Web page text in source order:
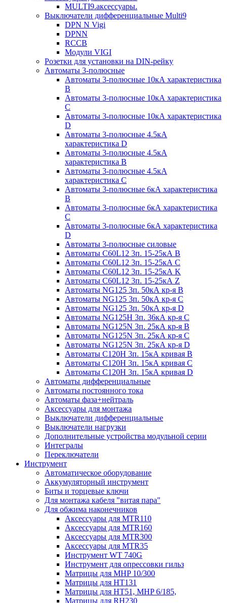
MULTI9.аксессуары.
Выключатели дифференциальные Multi9
DPN N Vigi
DPNN
RCCB
Модули VIGI
Розетки для установки на DIN-рейку
Автоматы 3-полюсные
Автоматы 3-полюсные 10кА характеристика
B
Автоматы 3-полюсные 10кА характеристика
C
Автоматы 3-полюсные 10кА характеристика
D
Автоматы 3-полюсные 4.5кА
характеристика D
Автоматы 3-полюсные 4.5кА
характеристика В
Автоматы 3-полюсные 4.5кА
характеристика С
Автоматы 3-полюсные 6кА характеристика
B
Автоматы 3-полюсные 6кА характеристика
C
Автоматы 3-полюсные 6кА характеристика
D
Автоматы 3-полюсные силовые
Автоматы C60L12 3п. 15-25кА B
Автоматы C60L12 3п. 15-25кА C
Автоматы C60L12 3п. 15-25кА K
Автоматы C60L12 3п. 15-25кА Z
Автоматы NG125 3п. 50кА кр-я B
Автоматы NG125 3п. 50кА кр-я C
Автоматы NG125 3п. 50кА кр-я D
Автоматы NG125H 3п. 36кА кр-я C
Автоматы NG125N 3п. 25кА кр-я B
Автоматы NG125N 3п. 25кА кр-я C
Автоматы NG125N 3п. 25кА кр-я D
Автоматы С120Н 3п. 15кА кривая B
Автоматы С120Н 3п. 15кА кривая C
Автоматы С120Н 3п. 15кА кривая D
Автоматы дифференциальные
Автоматы постоянного тока
Автоматы фаза+нейтраль
Аксессуары для монтажа
Выключатели дифференциальные
Выключатели нагрузки
Дополнительные устройства модульной серии
Интегралы
Переключатели
Инструмент
Автоматическое оборудование
Аккумуляторный инструмент
Биты и торцевые ключи
Для монтажа кабеля "витая пара"
Для обжима наконечников
Аксессуары для MTR110
Аксессуары для MTR160
Аксессуары для MTR300
Аксессуары для MTR35
Инструмент WT 740G
Инструмент для опрессовки гильз
Матрицы для MHP 10/300
Матрицы для НТ131
Матрицы для НТ51, MHP 6/185,
Матрицы для RH230